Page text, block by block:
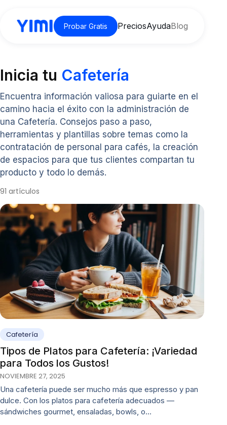
Probar Gratis PreciosAyudaBlog
Inicia tu Cafetería
Encuentra información valiosa para guiarte en el
camino hacia el éxito con la administración de
una Cafetería. Consejos paso a paso,
herramientas y plantillas sobre temas como la
contratación de personal para cafés, la creación
de espacios para que tus clientes compartan tu
producto y todo lo demás.
91 artículos
Cafetería
Tipos de Platos para Cafetería: ¡Variedad
para Todos los Gustos!
NOVIEMBRE 27, 2025
Una cafetería puede ser mucho más que espresso y pan
dulce. Con los platos para cafetería adecuados —
sándwiches gourmet, ensaladas, bowls, o…